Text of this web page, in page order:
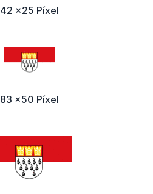
42 x25 Píxel
83 x50 Píxel